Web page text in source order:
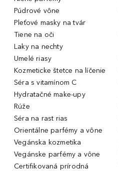
Púdrové vône
Pleťové masky na tvár
Tiene na oči
Laky na nechty
Umelé riasy
Kozmeticke štetce na líčenie
Séra s vitamínom C
Hydratačné make-upy
Rúže
Séra na rast rias
Orientálne parfémy a vône
Vegánska kozmetika
Vegánske parfémy a vône
Certifikovaná prírodná